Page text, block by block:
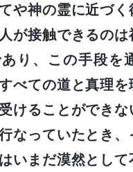
や神の霊に近づく
が接触できるの
り、この手段を
べての道と真理
けることができな
なっていたとき、
いまだ漠然として